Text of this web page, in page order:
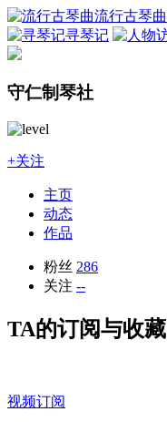
流行古琴曲
寻琴记
守仁制琴社
+关注
主页
动态
作品
粉丝 286
关注 --
TA的订阅与收藏
视频订阅